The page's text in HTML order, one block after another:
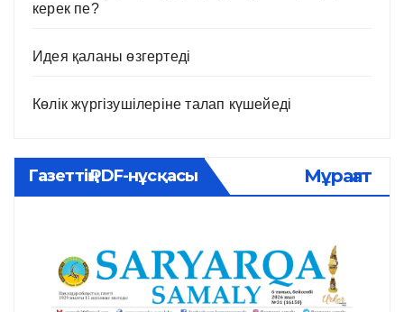
керек пе?
Идея қаланы өзгертеді
Көлік жүргізушілеріне талап күшейеді
Газеттің PDF-нұсқасы Мұрағат